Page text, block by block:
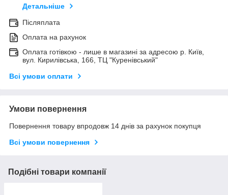
Детальніше
Післяплата
Оплата на рахунок
Оплата готівкою - лише в магазині за адресою р. Київ,
вул. Кирилівська, 166, ТЦ "Куренівський"
Всі умови оплати
Умови повернення
Повернення товару впродовж 14 днів за рахунок покупця
Всі умови повернення
Подібні товари компанії